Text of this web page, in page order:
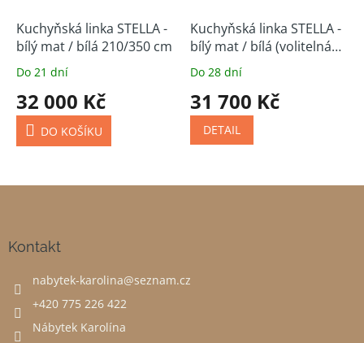
Kuchyňská linka STELLA -
bílý mat / bílá 210/350 cm
Do 21 dní
32 000 Kč
DO KOŠÍKU
Kuchyňská linka STELLA -
bílý mat / bílá (volitelná
sestava)
Do 28 dní
31 700 Kč
DETAIL
Kontakt
nabytek-karolina@seznam.cz
+420 775 226 422
Nábytek Karolína